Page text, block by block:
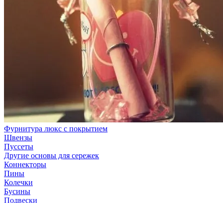
Фурнитура люкс с покрытием
Швензы
Пуссеты
Другие основы для сережек
Коннекторы
Пины
Колечки
Бусины
Подвески